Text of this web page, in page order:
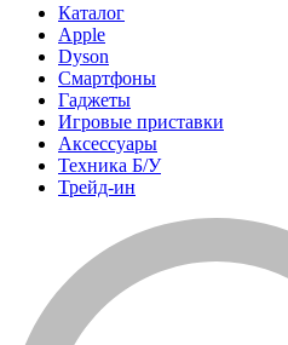
Каталог
Apple
Dyson
Смартфоны
Гаджеты
Игровые приставки
Аксессуары
Техника Б/У
Трейд-ин